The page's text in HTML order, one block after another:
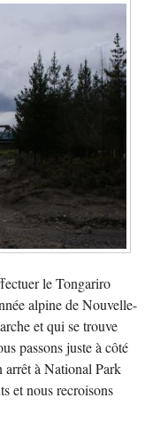
le Tongariro
alpine de Nouvelle-
et qui se trouve
passons juste à côté
arrêt à National Park
et nous recroisons